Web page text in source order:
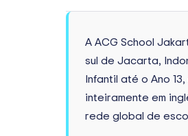
A ACG School
sul de Jacarta,
Infantil até o Ano
inteiramente em
rede global de